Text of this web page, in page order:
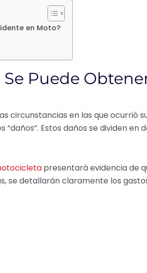
en Moto?
Puede
circunstancias en las que ocurrió
Estos daños se dividen en
presentará evidencia de
se detallarán claramente los